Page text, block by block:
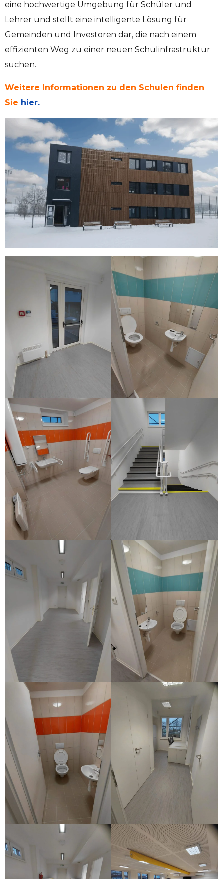
eine hochwertige Umgebung für Schüler und
Lehrer und stellt eine intelligente Lösung für
Gemeinden und Investoren dar, die nach einem
effizienten Weg zu einer neuen Schulinfrastruktur
suchen.
Weitere Informationen zu den Schulen finden
Sie hier.